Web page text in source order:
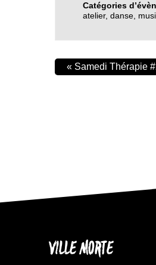
Catégories
atelier,danse
« Samedi Thérapie
VILLE MORTE